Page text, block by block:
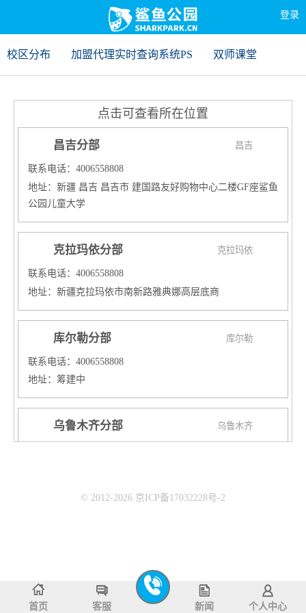
登录
校区分布 加盟代理实时查询系统PS 双师课堂
点击可查看所在位置
昌吉分部 昌吉
联系电话：4006558808
地址：新疆 昌吉 昌吉市 建国路友好购物中心二楼GF座鲨鱼
公园儿童大学
克拉玛依分部 克拉玛依
联系电话：4006558808
地址：新疆克拉玛依市南新路雅典娜高层底商
库尔勒分部 库尔勒
联系电话：4006558808
地址：筹建中
乌鲁木齐分部 乌鲁木齐
校区二：乌鲁木齐天山区国际置地新天地培训中心
联系电话：4006558808
地址：武威市凉州区天一时代城郁金香门口二楼
首页 客服 新闻 个人中心
© 2012-2026 京ICP备17032228号-2